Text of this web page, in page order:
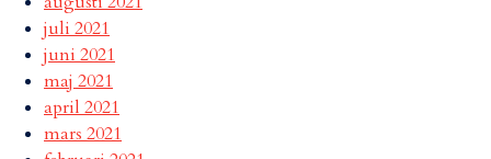
juli 2021
juni 2021
maj 2021
april 2021
mars 2021